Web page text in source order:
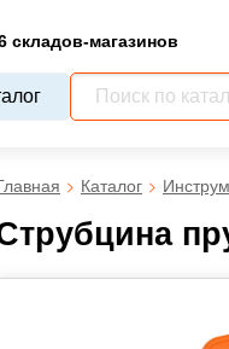
складов-магазинов
Каталог